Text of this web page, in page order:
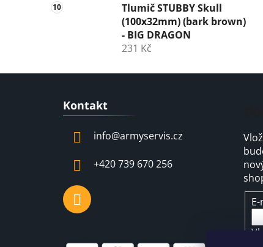
Tlumič STUBBY Skull
(100x32mm) (bark brown)
- BIG DRAGON
231 Kč
Kontakt
info@armyservis.cz
+420 739 670 256